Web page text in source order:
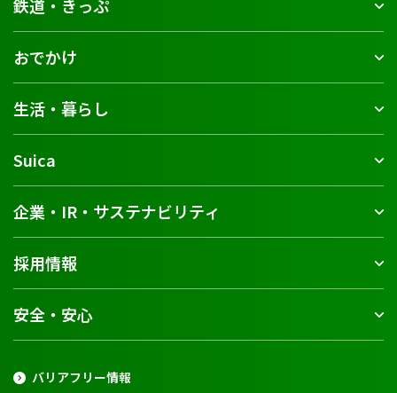
鉄道・きっぷ
おでかけ
生活・暮らし
Suica
企業・IR・サステナビリティ
採用情報
安全・安心
バリアフリー情報